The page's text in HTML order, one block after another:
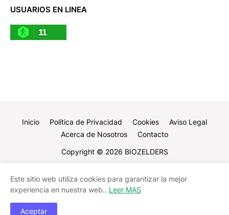
USUARIOS EN LINEA
11
Copyright © 2026 BIOZELDERS
Inicio Política de Privacidad Cookies
Aviso Legal
Acerca de Nosotros
Contacto
Este sitio web utiliza cookies para garantizar la mejor
experiencia en nuestra web.. Leer MAS
Aceptar